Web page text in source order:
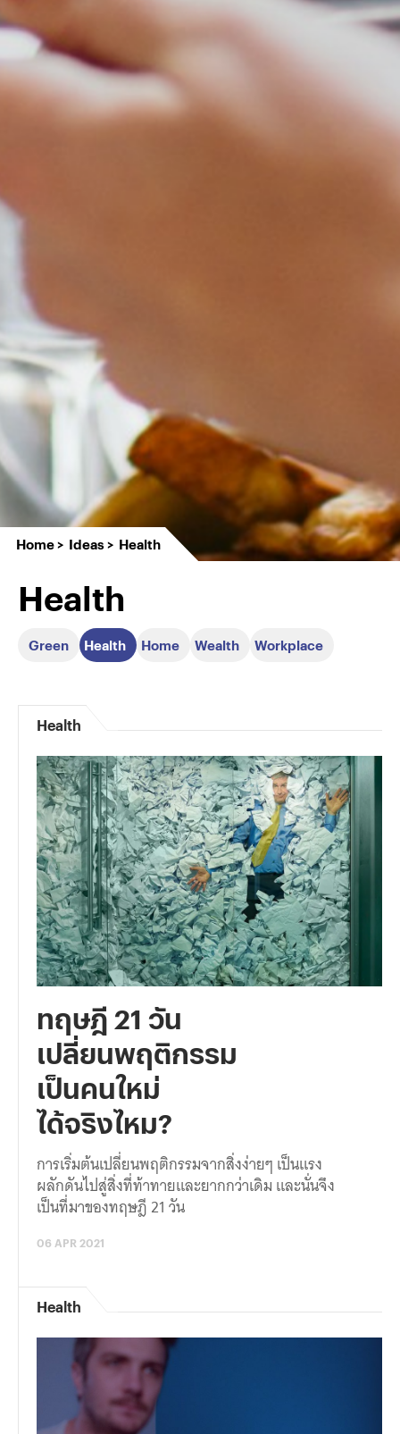
Home Ideas Health
Health
Green Health Home Wealth Workplace
Health
ทฤษฎี 21 วัน
เปลี่ยนพฤติกรรม
เป็นคนใหม่
ได้จริงไหม?
การเริ่มต้นเปลี่ยนพฤติกรรมจากสิ่งง่ายๆ เป็นแรง
ผลักดันไปสู่สิ่งที่ท้าทายและยากกว่าเดิม และนั่นจึง
เป็นที่มาของทฤษฎี 21 วัน
06 APR 2021
Health